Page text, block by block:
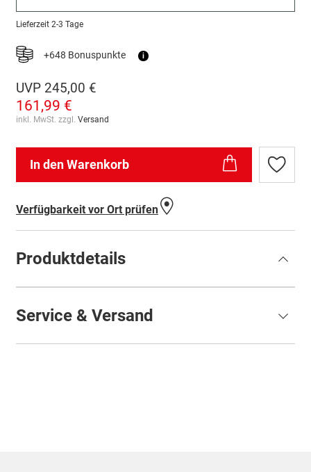
Lieferzeit 2-3 Tage
+648 Bonuspunkte i
UVP 245,00 €
161,99 €
inkl. MwSt. zzgl. Versand
In den Warenkorb
Zur
Verfügbarkeit vor Ort prüfen
Produktdetails
Service & Versand